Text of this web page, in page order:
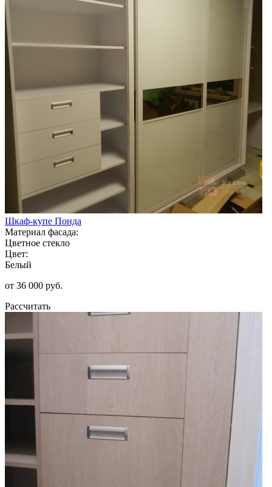
Шкаф-купе Понда
Материал фасада:
Цветное стекло
Цвет:
Белый
от 36 000 руб.
Рассчитать